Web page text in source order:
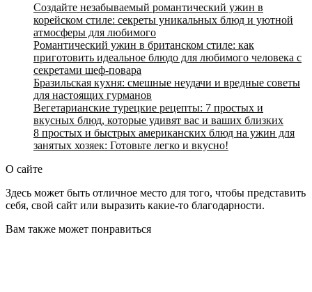
Создайте незабываемый романтический ужин в
корейском стиле: секреты уникальных блюд и уютной
атмосферы для любимого
Романтический ужин в британском стиле: как
приготовить идеальное блюдо для любимого человека с
секретами шеф-повара
Бразильская кухня: смешные неудачи и вредные советы
для настоящих гурманов
Вегетарианские турецкие рецепты: 7 простых и
вкусных блюд, которые удивят вас и ваших близких
8 простых и быстрых американских блюд на ужин для
занятых хозяек: Готовьте легко и вкусно!
О сайте
Здесь может быть отличное место для того, чтобы представить
себя, свой сайт или выразить какие-то благодарности.
Вам также может понравиться